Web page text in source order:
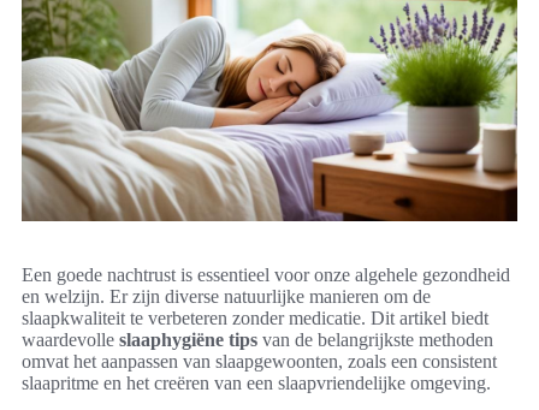
Een goede nachtrust is essentieel voor onze algehele gezondheid
en welzijn. Er zijn diverse natuurlijke manieren om de
slaapkwaliteit te verbeteren zonder medicatie. Dit artikel biedt
waardevolle slaaphygiëne tips van de belangrijkste methoden
omvat het aanpassen van slaapgewoonten, zoals een consistent
slaapritme en het creëren van een slaapvriendelijke omgeving.